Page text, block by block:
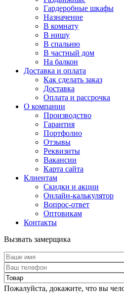
Гардеробные шкафы
Назначение
В комнату
В нишу
В спальню
В частный дом
На балкон
Доставка и оплата
Как сделать заказ
Доставка
Оплата и рассрочка
О компании
Производство
Гарантия
Портфолио
Отзывы
Реквизиты
Вакансии
Карта сайта
Клиентам
Скидки и акции
Онлайн-калькулятор
Вопрос-ответ
Оптовикам
Контакты
Вызвать замерщика
Пожалуйста, докажите, что вы